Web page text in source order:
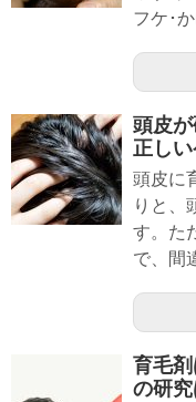
フケ･
頭皮
正し
頭皮に
りと、
す。た
で、間
育毛
の研究